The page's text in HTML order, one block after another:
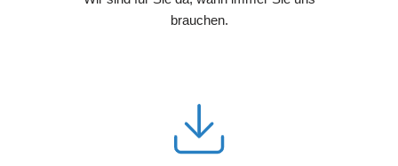
brauchen.